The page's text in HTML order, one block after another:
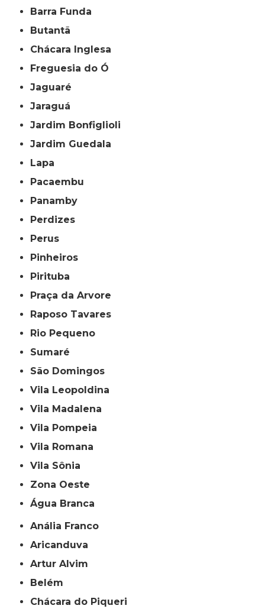
Barra Funda
Butantã
Chácara Inglesa
Freguesia do Ó
Jaguaré
Jaraguá
Jardim Bonfiglioli
Jardim Guedala
Lapa
Pacaembu
Panamby
Perdizes
Perus
Pinheiros
Pirituba
Praça da Arvore
Raposo Tavares
Rio Pequeno
Sumaré
São Domingos
Vila Leopoldina
Vila Madalena
Vila Pompeia
Vila Romana
Vila Sônia
Zona Oeste
Água Branca
Anália Franco
Aricanduva
Artur Alvim
Belém
Chácara do Piqueri